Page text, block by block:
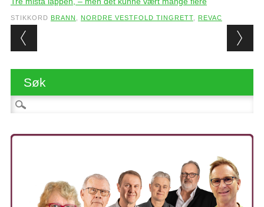
STIKKORD BRANN NORDRE VESTFOLD TINGRETT, REVAC
Post navigation
Søk
Søk etter: